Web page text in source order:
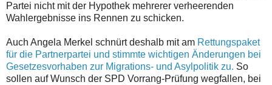
Partei nicht mit der Hypothek mehrerer verheerenden
Wahlergebnisse ins Rennen zu schicken.
Auch Angela Merkel schnürt deshalb mit am Rettungspaket
für die Partnerpartei und stimmte wichtigen Änderungen bei
Gesetzesvorhaben zur Migrations- und Asylpolitik zu. So
sollen auf Wunsch der SPD Vorrang-Prüfung wegfallen, bei